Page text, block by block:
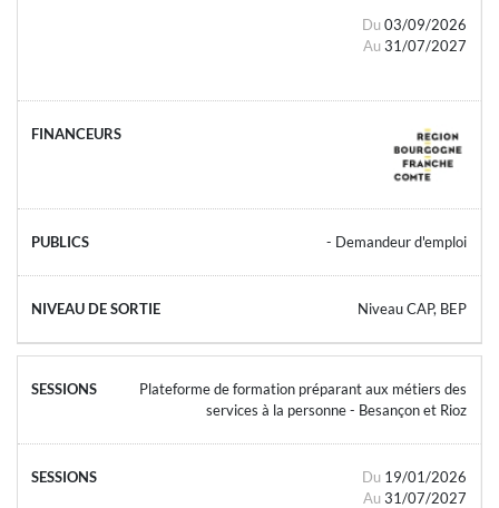
Du 03/09/2026
Au 31/07/2027
- Demandeur d'emploi
Niveau CAP, BEP
Plateforme de formation préparant aux métiers des
services à la personne - Besançon et Rioz
Du 19/01/2026
Au 31/07/2027